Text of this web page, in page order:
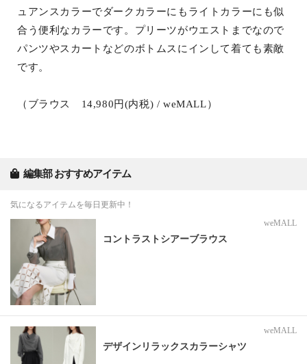
ュアンスカラーでダークカラーにもライトカラーにも似
合う便利なカラーです。プリーツがウエストまでなので
パンツやスカートなどのボトムスにインして着ても素敵
です。
（ブラウス 14,980円(内税) / weMALL）
編集部 おすすめアイテム
気になるアイテムを毎日更新中！
weMALL
コントラストシアーブラウス
weMALL
デザインリラックスカラーシャツ